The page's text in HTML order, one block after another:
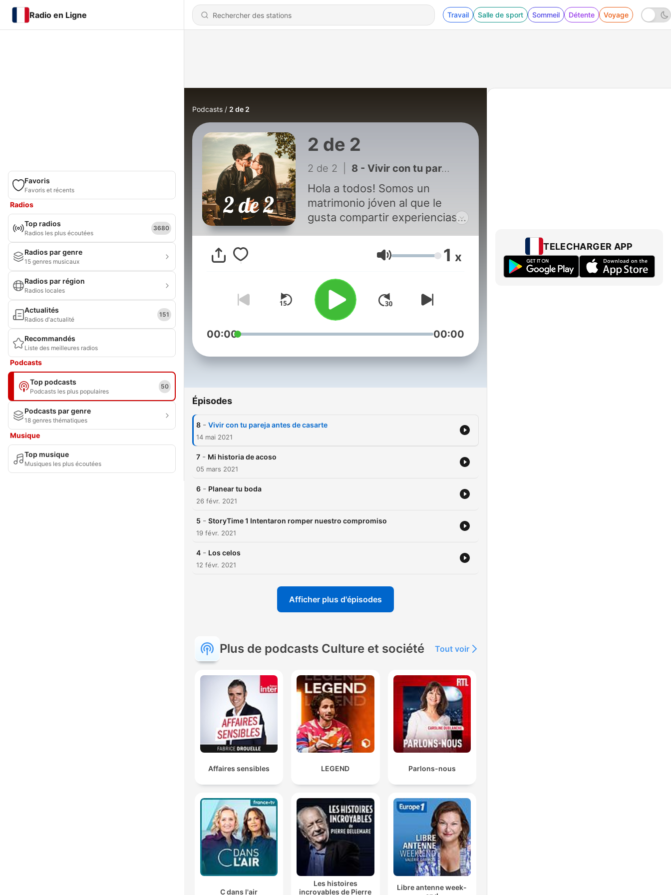
Radio en Ligne Travail Salle de sport Sommeil Détente Voyage
Favoris
Favoris et récents
Radios
Top radios
Radios les plus écoutées
3680
Radios par genre
15 genres musicaux
Radios par région
Radios locales
Actualités
Radios d'actualité
151
Recommandés
Liste des meilleures radios
Podcasts
Top podcasts
Podcasts les plus populaires
50
Podcasts par genre
18 genres thématiques
Musique
Top musique
Musiques les plus écoutées
Podcasts 2 de 2
2 de 2
2 de 2 8 - Vivir con tu pareja antes de casarte
Hola a todos! Somos un
matrimonio jóven al que le
gusta compartir experiencias y
llevado nuestra relación a
través de los años :)
Volume 1 x
00:00 00:00
Épisodes
8 - Vivir con tu pareja antes de casarte
14 mai 2021
7 - Mi historia de acoso
05 mars 2021
6 - Planear tu boda
26 févr. 2021
5 - StoryTime 1 Intentaron romper nuestro compromiso
19 févr. 2021
4 - Los celos
12 févr. 2021
Afficher plus d'épisodes
Plus de podcasts Culture et société Tout voir
Affaires sensibles LEGEND Parlons-nous
C dans l'air
Les histoires
incroyables de Pierre
Libre antenne week-
TELECHARGER APP